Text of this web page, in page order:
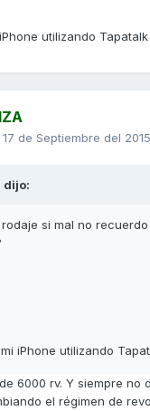
utilizando Tapatalk
17 de Septiembre del 2015
dijo:
rodaje si mal no
iPhone utilizando
6000 rv. Y siempre no
el régimen de